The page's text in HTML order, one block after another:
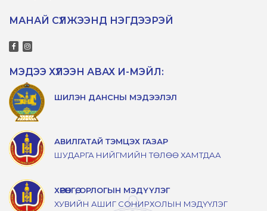
МАНАЙ СҮЛЖЭЭНД НЭГДЭЭРЭЙ
МЭДЭЭ ХҮЛЭЭН АВАХ И-МЭЙЛ:
ШИЛЭН ДАНСНЫ МЭДЭЭЛЭЛ
АВИЛГАТАЙ ТЭМЦЭХ ГАЗАР
ШУДАРГА НИЙГМИЙН ТӨЛӨӨ ХАМТДАА
ХӨРӨНГӨ, ОРЛОГЫН МЭДҮҮЛЭГ
ХУВИЙН АШИГ СОНИРХОЛЫН МЭДҮҮЛЭГ